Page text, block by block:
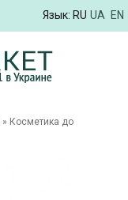
Язык: RU UA EN
» Косметика до